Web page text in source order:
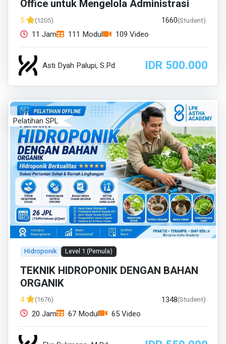
Office untuk Mengelola Administrasi
5 (1205) 1660(Student)
11 Jam 111 Modul 109 Video
Asti Dyah Palupi, S.Pd IDR 500.000
Pelatihan SPL
Hidroponik Level 1 (Pemula)
TEKNIK HIDROPONIK DENGAN BAHAN
ORGANIK
4 (1676) 1348(Student)
20 Jam 67 Modul 65 Video